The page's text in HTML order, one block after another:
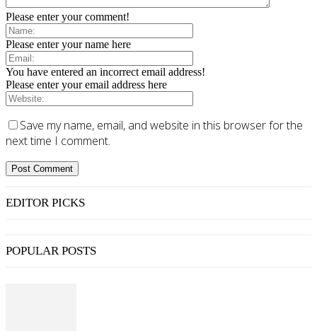
Please enter your comment!
Please enter your name here
You have entered an incorrect email address!
Please enter your email address here
Save my name, email, and website in this browser for the
next time I comment.
EDITOR PICKS
POPULAR POSTS